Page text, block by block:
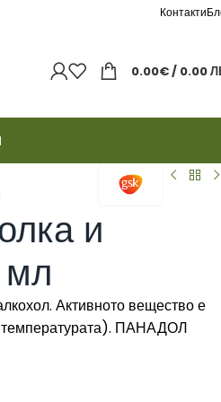
Контакти
0.00€/ 0.00
и
мл
Активното вещество е
температурата). ПАНАДОЛ